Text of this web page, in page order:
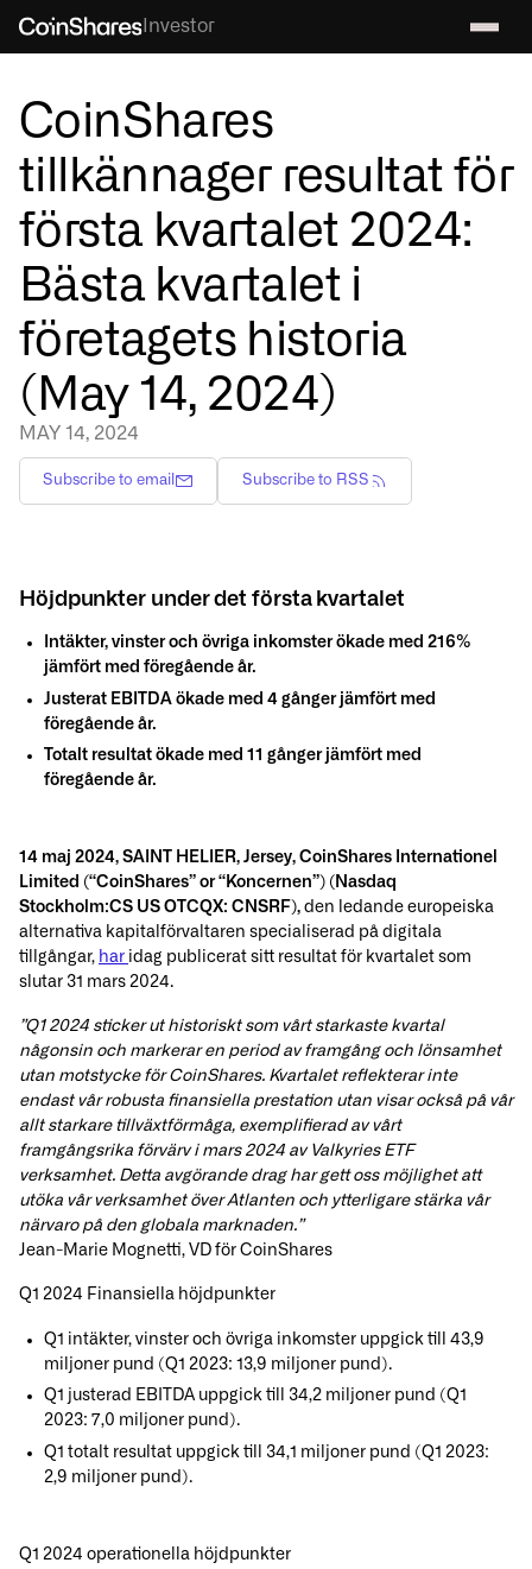
Investor
CoinShares
tillkännager resultat för
första kvartalet 2024:
Bästa kvartalet i
företagets historia
(May 14, 2024)
MAY 14, 2024
Subscribe to email Subscribe to RSS
Höjdpunkter under det första kvartalet
Intäkter, vinster och övriga inkomster ökade med 216%
jämfört med föregående år.
Justerat EBITDA ökade med 4 gånger jämfört med
föregående år.
Totalt resultat ökade med 11 gånger jämfört med
föregående år.
14 maj 2024, SAINT HELIER, Jersey, CoinShares Internationel
Limited (“CoinShares” or “Koncernen”) (Nasdaq
Stockholm:CS US OTCQX: CNSRF), den ledande europeiska
alternativa kapitalförvaltaren specialiserad på digitala
tillgångar, har idag publicerat sitt resultat för kvartalet som
slutar 31 mars 2024.
”Q1 2024 sticker ut historiskt som vårt starkaste kvartal
någonsin och markerar en period av framgång och lönsamhet
utan motstycke för CoinShares. Kvartalet reflekterar inte
endast vår robusta finansiella prestation utan visar också på vår
allt starkare tillväxtförmåga, exemplifierad av vårt
framgångsrika förvärv i mars 2024 av Valkyries ETF
verksamhet. Detta avgörande drag har gett oss möjlighet att
utöka vår verksamhet över Atlanten och ytterligare stärka vår
närvaro på den globala marknaden.”
Jean-Marie Mognetti, VD för CoinShares
Q1 2024 Finansiella höjdpunkter
Q1 intäkter, vinster och övriga inkomster uppgick till 43,9
miljoner pund (Q1 2023: 13,9 miljoner pund).
Q1 justerad EBITDA uppgick till 34,2 miljoner pund (Q1
2023: 7,0 miljoner pund).
Q1 totalt resultat uppgick till 34,1 miljoner pund (Q1 2023:
2,9 miljoner pund).
Q1 2024 operationella höjdpunkter